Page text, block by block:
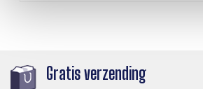
Gratis verzending